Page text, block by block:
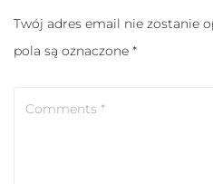
Twój adres email nie zostanie
pola są oznaczone *